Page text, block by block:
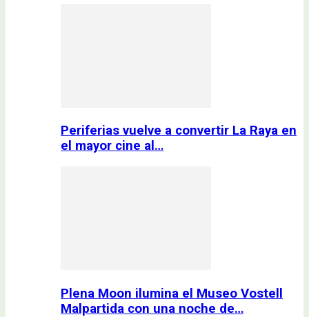
Periferias vuelve a convertir La Raya en
el mayor cine al…
Plena Moon ilumina el Museo Vostell
Malpartida con una noche de…